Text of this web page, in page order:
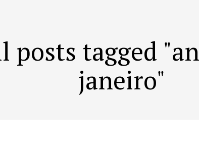
posts tagged
janeiro"